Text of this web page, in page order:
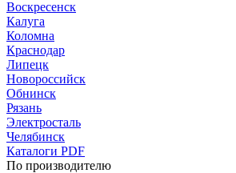
Воскресенск
Калуга
Коломна
Краснодар
Липецк
Новороссийск
Обнинск
Рязань
Электросталь
Челябинск
Каталоги PDF
По производителю